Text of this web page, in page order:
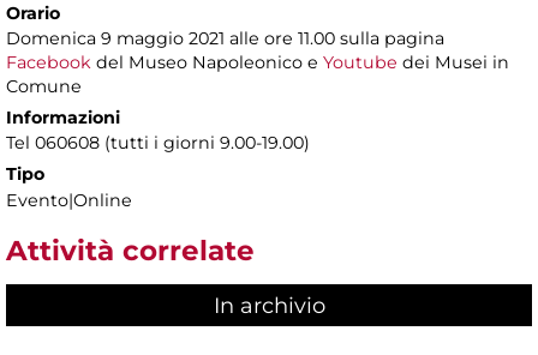
Orario
Domenica 9 maggio 2021 alle ore 11.00 sulla pagina
Facebook del Museo Napoleonico e Youtube dei Musei in
Comune
Informazioni
Tel 060608 (tutti i giorni 9.00-19.00)
Tipo
Evento|Online
Attività correlate
In archivio